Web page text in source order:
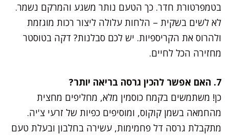
בטמפרטורת חדר. כך הטעם נותר משגע והמרקם נשמר.
לא לשים בשקית – הלחות עלולה ליצור רכות מוגזמת
ולהרוס את הקריספיות. יש לכם סבלנות? דקה בטוסטר
מחזירה הכל לחיים.
7. האם אפשר להכין גרסה בריאה יותר?
כן! משתמשים בקמח כוסמין מלא, מחליפים מחצית
מהחמאה בשמן קוקוס, ומוסיפים כפיות של זרעי צ'יה.
מתקבלת גרסה דל פחמימות, עשירה בחלבון ובעלת טעם